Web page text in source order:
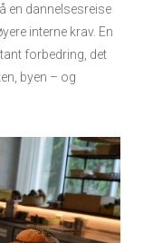
en dannelsesreise
interne krav. En
forbedring, det
byen – og